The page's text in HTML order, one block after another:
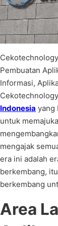
Pembuatan
Informasi,
Indonesia yang
untuk
mengajak
era ini adalah
berkembang,
berkembang
Area